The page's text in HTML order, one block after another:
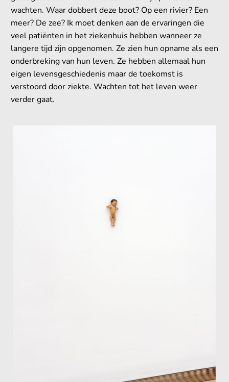
wachten. Waar dobbert deze boot? Op een rivier? Een
meer? De zee? Ik moet denken aan de ervaringen die
veel patiënten in het ziekenhuis hebben wanneer ze
langere tijd zijn opgenomen. Ze zien hun opname als een
onderbreking van hun leven. Ze hebben allemaal hun
eigen levensgeschiedenis maar de toekomst is
verstoord door ziekte. Wachten tot het leven weer
verder gaat.